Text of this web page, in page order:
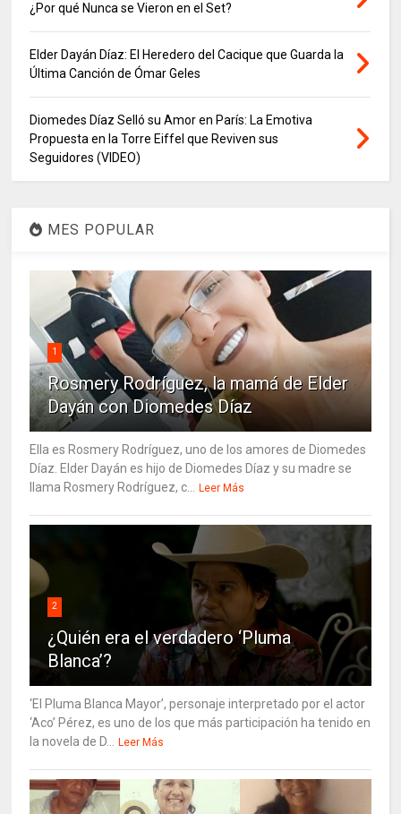
¿Por qué Nunca se Vieron en el Set?
Elder Dayán Díaz: El Heredero del Cacique que Guarda la
Última Canción de Ómar Geles
Diomedes Díaz Selló su Amor en París: La Emotiva
Propuesta en la Torre Eiffel que Reviven sus
Seguidores (VIDEO)
MES POPULAR
1
Rosmery Rodríguez, la mamá de Elder
Dayán con Diomedes Díaz
Ella es Rosmery Rodríguez, uno de los amores de Diomedes
Díaz. Elder Dayán es hijo de Diomedes Díaz y su madre se
llama Rosmery Rodríguez, c...
Leer Más
2
¿Quién era el verdadero ‘Pluma
Blanca’?
‘El Pluma Blanca Mayor’, personaje interpretado por el actor
‘Aco’ Pérez, es uno de los que más participación ha tenido en
la novela de D...
Leer Más